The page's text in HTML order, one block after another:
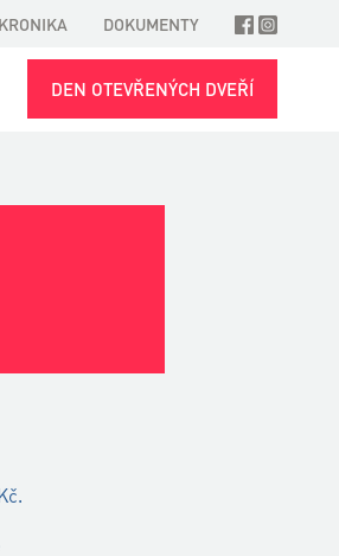
KRONIKA DOKUMENTY
DEN OTEVŘENÝCH DVEŘÍ